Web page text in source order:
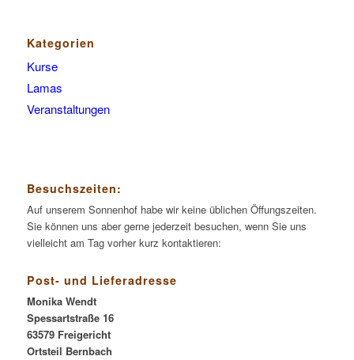
Kategorien
Kurse
Lamas
Veranstaltungen
Besuchszeiten:
Auf unserem Sonnenhof habe wir keine üblichen Öffungszeiten.
Sie können uns aber gerne jederzeit besuchen, wenn Sie uns
vielleicht am Tag vorher kurz kontaktieren:
Post- und Lieferadresse
Monika Wendt
Spessartstraße 16
63579 Freigericht
Ortsteil Bernbach